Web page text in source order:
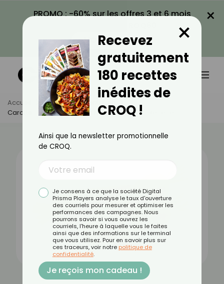
PROMO : -60% sur les offres 3 et 6 mois
VOIR LA PROMO
×
Accueil Actus
Alimentation
Carotte : Bienfaits, Valeurs Nutritionnelles Et Recettes
Recevez
gratuitement
180 recettes
inédites de
CROQ !
×
Ainsi que la newsletter promotionnelle
de CROQ.
Je consens à ce que la société Digital
Prisma Players analyse le taux d'ouverture
des courriels pour mesurer et optimiser les
performances des campagnes. Nous
pourrons savoir si vous ouvrez les
courriels, l'heure à laquelle vous le faites
ainsi que des informations sur le terminal
que vous utilisez. Pour en savoir plus sur
ces traceurs, voir notre politique de
confidentialité.
Je reçois mon cadeau !